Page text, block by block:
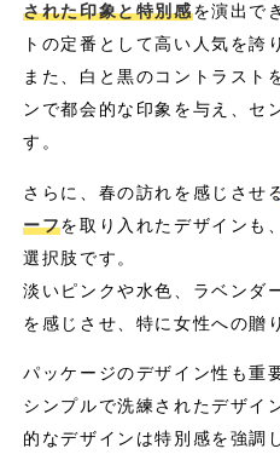
された印象と特別感を演出で
トの定番として高い人気を誇
また、白と黒のコントラスト
ンで都会的な印象を与え、セ
す。
さらに、春の訪れを感じさせ
ーフを取り入れたデザインも
選択肢です。
淡いピンクや水色、ラベンダ
を感じさせ、特に女性への贈
パッケージのデザイン性も重
シンプルで洗練されたデザイ
的なデザインは特別感を強調